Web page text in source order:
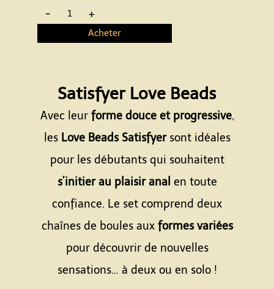
- +
Acheter
Satisfyer Love Beads
Avec leur forme douce et progressive,
les Love Beads Satisfyersont idéales
pour les débutants qui souhaitent
s’initier au plaisir anal en toute
confiance. Le set comprend deux
chaînes de boules aux formes variées
pour découvrir de nouvelles
sensations… à deux ou en solo !